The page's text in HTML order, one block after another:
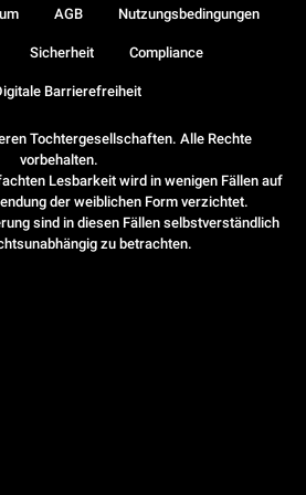
Tochtergesellschaften. Alle Rechte
vorbehalten.
Lesbarkeit wird in wenigen Fällen auf
der weiblichen Form verzichtet.
sind in diesen Fällen selbstverständlich
zu betrachten.
AGB Nutzungsbedingungen
Sicherheit Compliance
Barrierefreiheit